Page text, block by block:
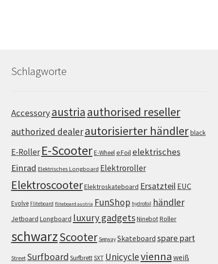
Schlagworte
Accessoryaustria authorised reseller
authorized dealerautorisierter händlerblack
E-Roller E-ScooterE-WheeleFoil elektrisches
Einrad Elektrisches Longboard Elektroroller
ElektroscooterElektroskateboard Ersatzteil EUC
Evolve Fliteboard fliteboard austria FunShop hydrofoil händler
Jetboard Longboard luxury gadgetsNinebotRoller
schwarzScooter Segway Skateboard spare part
Street Surfboard SurfbrettSXT Unicyclevienna weiß